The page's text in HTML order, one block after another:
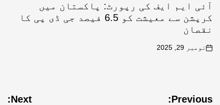
آئی ایم ایف کی رپورٹ: پاکستان میں
کرپشن سے معیشت کو 6.5 فیصد جی ڈی پی کا
نقصان
نومبر 29, 2025
Previous:
Next: